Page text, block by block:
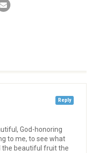
Reply
God-honoring
to me, to see what
the beautiful fruit the